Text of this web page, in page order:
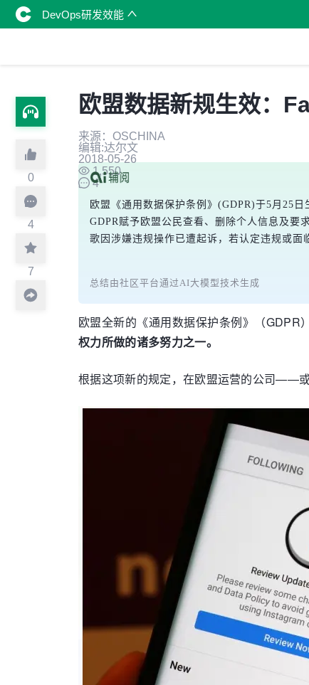
DevOps研发效能
0
4
7
欧盟数据新规生效：
来源：OSCHINA
编辑:达尔文
2018-05-26
1,550
4
欧盟《通用数据保护条例》(GDPR)于5月25
GDPR赋予欧盟公民查看、删除个人信息及要
歌因涉嫌违规操作已遭起诉，若认定违规或面
总结由社区平台通过AI大模型技术生成
欧盟全新的《通用数据保护条例》（GDPR
权力所做的诸多努力之一。
根据这项新的规定，在欧盟运营的公司——